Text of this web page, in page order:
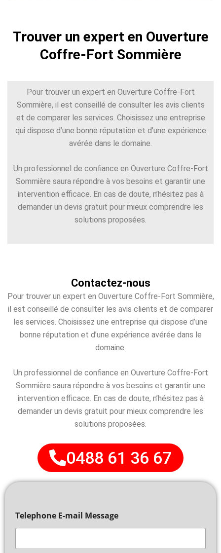
Trouver un expert en Ouverture
Coffre-Fort Sommière
Pour trouver un expert en Ouverture Coffre-Fort
Sommière, il est conseillé de consulter les avis clients
et de comparer les services. Choisissez une entreprise
qui dispose d’une bonne réputation et d’une expérience
avérée dans le domaine.
Un professionnel de confiance en Ouverture Coffre-Fort
Sommière saura répondre à vos besoins et garantir une
intervention efficace. En cas de doute, n’hésitez pas à
demander un devis gratuit pour mieux comprendre les
solutions proposées.
Contactez-nous
Pour trouver un expert en Ouverture Coffre-Fort Sommière,
il est conseillé de consulter les avis clients et de comparer
les services. Choisissez une entreprise qui dispose d’une
bonne réputation et d’une expérience avérée dans le
domaine.
Un professionnel de confiance en Ouverture Coffre-Fort
Sommière saura répondre à vos besoins et garantir une
intervention efficace. En cas de doute, n’hésitez pas à
demander un devis gratuit pour mieux comprendre les
solutions proposées.
0488 61 36 67
Telephone E-mail Message